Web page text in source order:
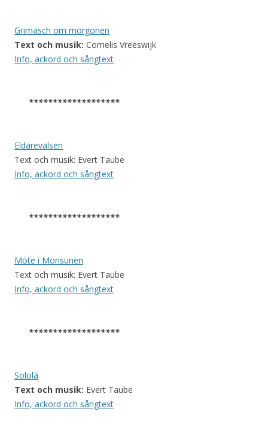
Grimasch om morgonen
Text och musik: Cornelis Vreeswijk
Info, ackord och sångtext
*******************
Eldarevalsen
Text och musik: Evert Taube
Info, ackord och sångtext
*******************
Möte i Monsunen
Text och musik: Evert Taube
Info, ackord och sångtext
*******************
Sololà
Text och musik: Evert Taube
Info, ackord och sångtext